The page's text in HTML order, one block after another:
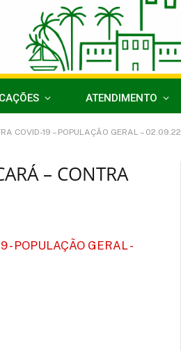
ATENDIMENTO
COVID-19 – POPULAÇÃO GERAL – 02.09.22
– CONTRA
- POPULAÇÃO GERAL -